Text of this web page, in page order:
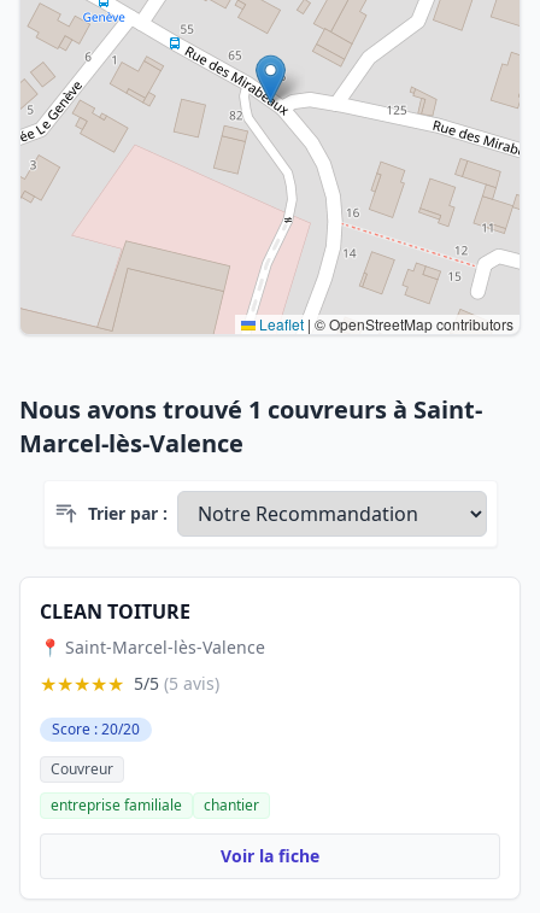
Leaflet | © OpenStreetMap contributors
Nous avons trouvé 1 couvreurs à Saint-
Marcel-lès-Valence
Trier par :
CLEAN TOITURE
📍 Saint-Marcel-lès-Valence
★★★★★ 5/5 (5 avis)
Score : 20/20
Couvreur
entreprise familiale
chantier
Voir la fiche